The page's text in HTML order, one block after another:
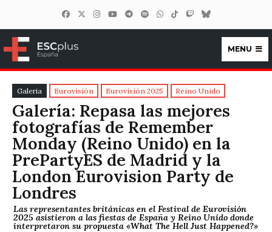
ESCplus España
MENU
Galeria Eurovisión Eurovisión 2025 Reino Unido
Galería: Repasa las mejores
fotografías de Remember
Monday (Reino Unido) en la
PrePartyES de Madrid y la
London Eurovision Party de
Londres
Las representantes británicas en el Festival de Eurovisión
2025 asistieron a las fiestas de España y Reino Unido donde
interpretaron su propuesta «What The Hell Just Happened?»